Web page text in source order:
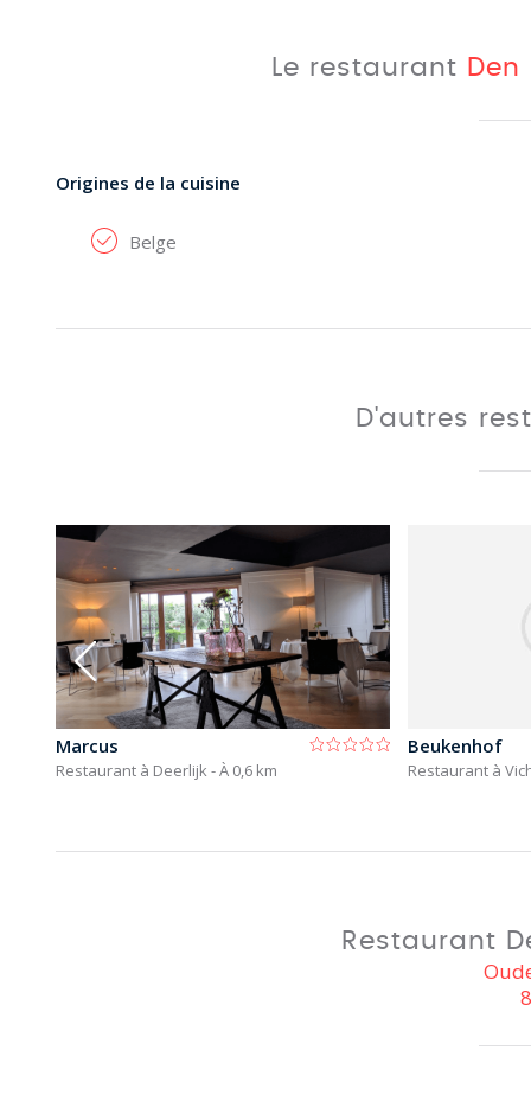
Le restaurant
Origines de la cuisine
Belge
D'autres
Marcus
Restaurant à Deerlijk- À 0,6 km
Beukenhof
Restaurant à
Restaurant